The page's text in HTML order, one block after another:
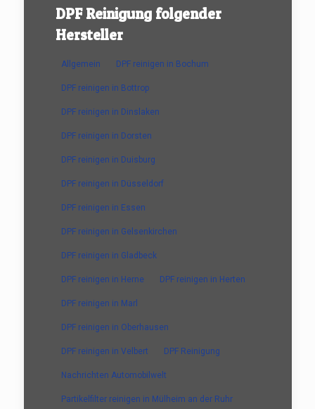
DPF Reinigung folgender
Hersteller
Allgemein DPF reinigen in Bochum
DPF reinigen in Bottrop
DPF reinigen in Dinslaken
DPF reinigen in Dorsten
DPF reinigen in Duisburg
DPF reinigen in Düsseldorf
DPF reinigen in Essen
DPF reinigen in Gelsenkirchen
DPF reinigen in Gladbeck
DPF reinigen in Herne DPF reinigen in Herten
DPF reinigen in Marl
DPF reinigen in Oberhausen
DPF reinigen in Velbert DPF Reinigung
Nachrichten Automobilwelt
Partikelfilter reinigen in Mülheim an der Ruhr